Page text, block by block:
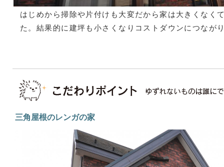
はじめから掃除や片付けも大変だから家は大きくなく
た。結果的に建坪も小さくなりコストダウンにつなが
三角屋根のレンガの家